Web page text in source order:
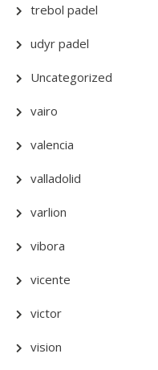
trebol padel
udyr padel
Uncategorized
vairo
valencia
valladolid
varlion
vibora
vicente
victor
vision